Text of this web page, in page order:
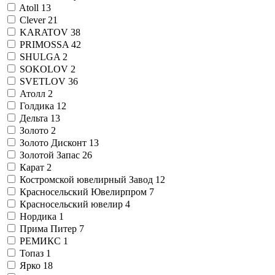
Atoll 13
Clever 21
KARATOV 38
PRIMOSSA 42
SHULGA 2
SOKOLOV 2
SVETLOV 36
Атолл 2
Голдика 12
Дельта 13
Золото 2
Золото Дисконт 13
Золотой Запас 26
Карат 2
Костромской ювелирный Завод 12
Красносельский Ювелирпром 7
Красносельский ювелир 4
Нордика 1
Прима Питер 7
РЕМИКС 1
Топаз 1
Ярко 18